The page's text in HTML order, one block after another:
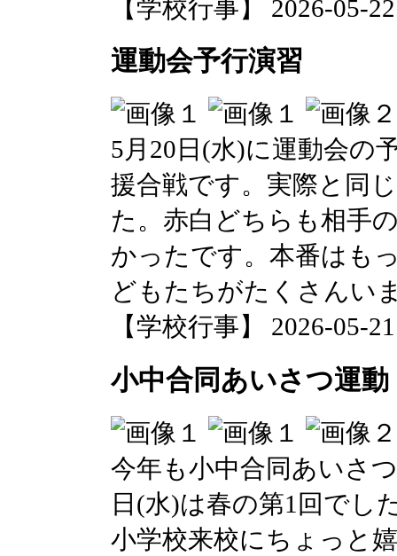
【学校行事】 2026-05-
運動会予行演習
5月20日(水)に運動会の
援合戦です。実際と同
た。赤白どちらも相手
かったです。本番はも
どもたちがたくさんい
【学校行事】 2026-05-
小中合同あいさつ運動
今年も小中合同あいさ
日(水)は春の第1回でし
小学校来校にちょっと